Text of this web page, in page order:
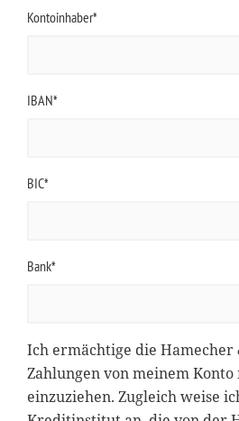
Kontoinhaber*
IBAN*
BIC*
Bank*
Ich ermächtige die Hamecher
Zahlungen von meinem
einzuziehen. Zugleich weise